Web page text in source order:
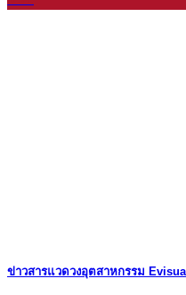
ข่าวสารแวดวงอุตสาหกรรม